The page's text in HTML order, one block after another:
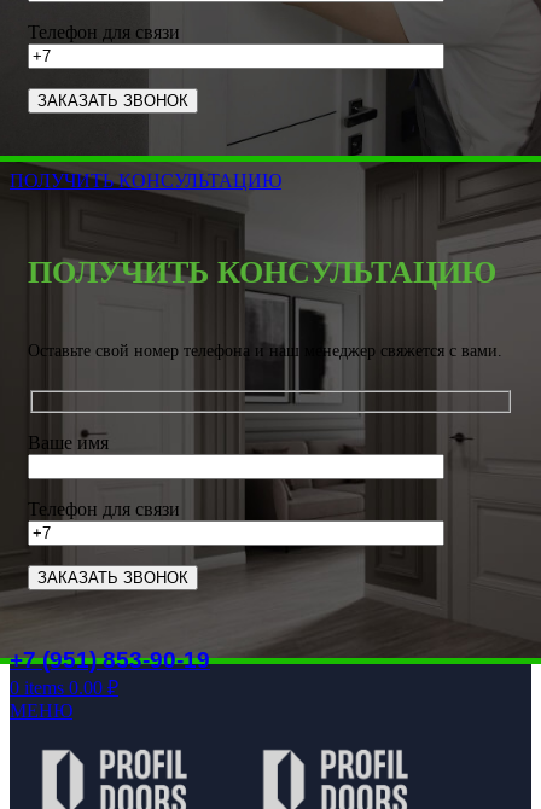
Телефон для связи
ПОЛУЧИТЬ КОНСУЛЬТАЦИЮ
ПОЛУЧИТЬ КОНСУЛЬТАЦИЮ
Оставьте свой номер телефона и наш менеджер свяжется с вами.
Ваше имя
Телефон для связи
+7 (951) 853-90-19
0 items 0.00 ₽
МЕНЮ